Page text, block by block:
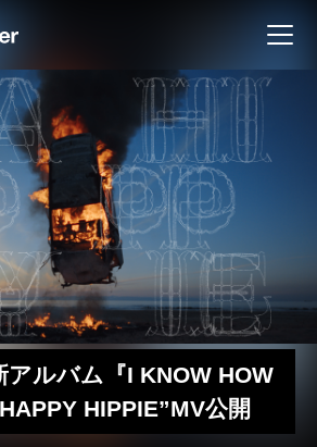
アルバム『I KNOW HOW
HIPPIE”MV公開